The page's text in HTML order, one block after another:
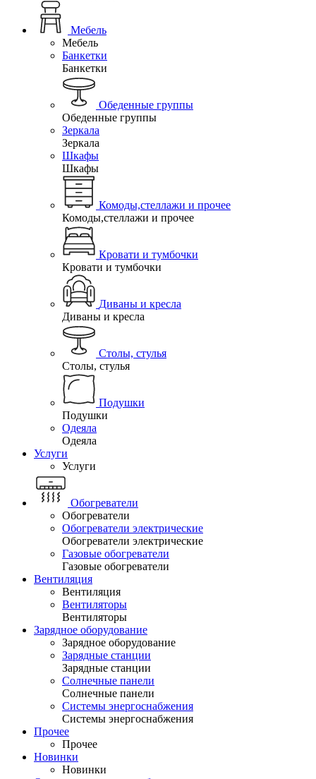
Мебель
Мебель
Банкетки
Банкетки
Обеденные группы
Обеденные группы
Зеркала
Зеркала
Шкафы
Шкафы
Комоды,стеллажи и прочее
Комоды,стеллажи и прочее
Кровати и тумбочки
Кровати и тумбочки
Диваны и кресла
Диваны и кресла
Столы, стулья
Столы, стулья
Подушки
Подушки
Одеяла
Одеяла
Услуги
Услуги
Обогреватели
Обогреватели
Обогреватели электрические
Обогреватели электрические
Газовые обогреватели
Газовые обогреватели
Вентиляция
Вентиляция
Вентиляторы
Вентиляторы
Зарядное оборудование
Зарядное оборудование
Зарядные станции
Зарядные станции
Солнечные панели
Солнечные панели
Системы энергоснабжения
Системы энергоснабжения
Прочее
Прочее
Новинки
Новинки